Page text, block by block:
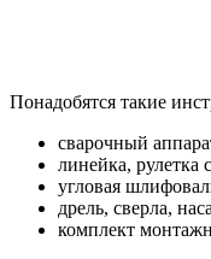
Понадобятся такие
сварочный
линейка, рулетка
угловая
дрель, сверла,
комплект